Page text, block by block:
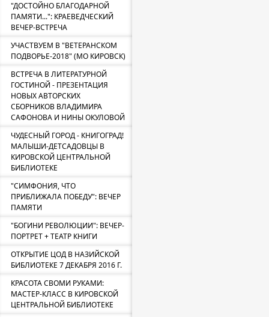
"ДОСТОЙНО БЛАГОДАРНОЙ
ПАМЯТИ...": КРАЕВЕДЧЕСКИЙ
ВЕЧЕР-ВСТРЕЧА
УЧАСТВУЕМ В "ВЕТЕРАНСКОМ
ПОДВОРЬЕ-2018" (МО КИРОВСК)
ВСТРЕЧА В ЛИТЕРАТУРНОЙ
ГОСТИНОЙ - ПРЕЗЕНТАЦИЯ
НОВЫХ АВТОРСКИХ
СБОРНИКОВ ВЛАДИМИРА
САФОНОВА И НИНЫ ОКУЛОВОЙ
ЧУДЕСНЫЙ ГОРОД - КНИГОГРАД!
МАЛЫШИ-ДЕТСАДОВЦЫ В
КИРОВСКОЙ ЦЕНТРАЛЬНОЙ
БИБЛИОТЕКЕ
"СИМФОНИЯ, ЧТО
ПРИБЛИЖАЛА ПОБЕДУ": ВЕЧЕР
ПАМЯТИ
"БОГИНИ РЕВОЛЮЦИИ": ВЕЧЕР-
ПОРТРЕТ + ТЕАТР КНИГИ
ОТКРЫТИЕ ЦОД В НАЗИЙСКОЙ
БИБЛИОТЕКЕ 7 ДЕКАБРЯ 2016 Г.
КРАСОТА СВОМИ РУКАМИ:
МАСТЕР-КЛАСС В КИРОВСКОЙ
ЦЕНТРАЛЬНОЙ БИБЛИОТЕКЕ